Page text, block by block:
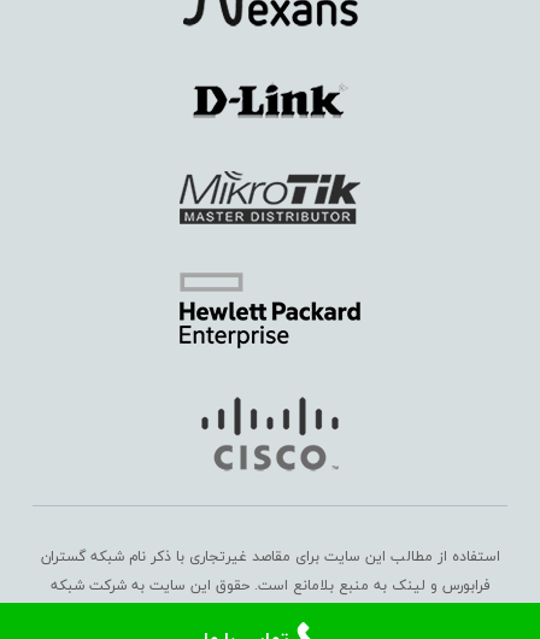
استفاده از مطالب این سایت برای مقاصد غیرتجاری با ذکر نام شبکه گستران
فرابورس و لینک به منبع بلامانع است. حقوق این سایت بهشرکت شبکه